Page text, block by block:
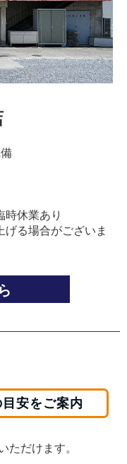
休業あり
る場合がございま
安をご案内
ただけます。